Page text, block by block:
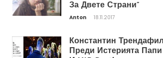
За Двете Страни”
Anton 18.11.2017
Константин
Преди Истерията